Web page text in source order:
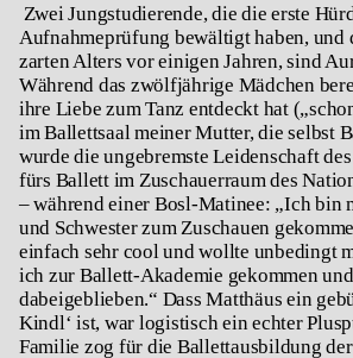
Zwei Jungstudierende, die die erste
Aufnahmeprüfung bewältigt haben, und
zarten Alters vor einigen Jahren, sind
Während das zwölfjährige Mädchen
ihre Liebe zum Tanz entdeckt hat
im Ballettsaal meiner Mutter, die selbst
wurde die ungebremste Leidenschaft
fürs Ballett im Zuschauerraum des
– während einer Bosl-Matinee: „Ich bin
und Schwester zum Zuschauen
einfach sehr cool und wollte unbedingt
ich zur Ballett-Akademie gekommen
dabeigeblieben.“ Dass Matthäus ein
Kindl‘ ist, war logistisch ein echter
Familie zog für die Ballettausbildung